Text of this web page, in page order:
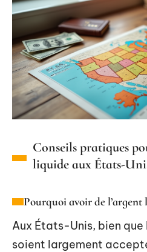
Conseils pratiques
liquide aux États-
Pourquoi avoir de
Aux États-Unis, bien
soient largement